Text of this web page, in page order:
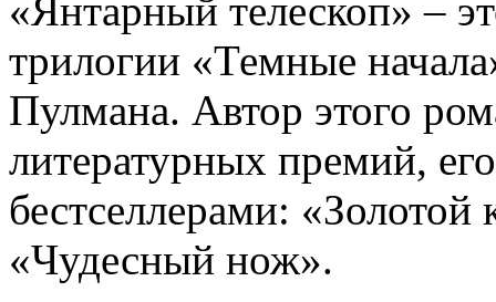
«Янтарный телескоп» –
трилогии «Темные
Пулмана. Автор этого
литературных премий,
бестселлерами:
«Чудесный нож».